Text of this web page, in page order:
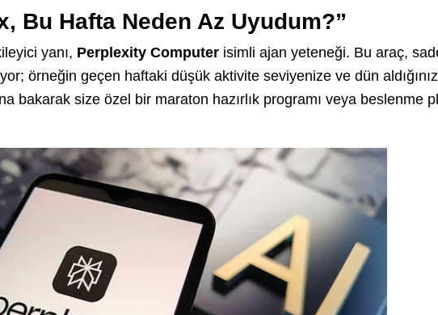
Bu Hafta Neden Az Uyudum?”
yanı, Perplexity Computer isimli ajan yeteneği. Bu araç,
örneğin geçen haftaki düşük aktivite seviyenize ve dün
bakarak size özel bir maraton hazırlık programı veya beslenme